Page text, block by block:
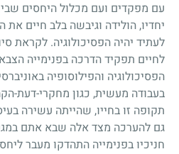
עם מפקדים ועם מכלול היחסים
יחדיו, הולידה וגיבשה בלב חיים
לעתיד יהיה הפסיכולוגיה. לקראת
לחיים תפקיד הדרכה בפנימייה
הפסיכולוגיה והפילוסופיה
בעבודה מעשית, כגון מחקרי-דעת-
תקופה זו בחייו, שהייתה עשירה
גם להערכה מצד אלה שבא אתם
חניכיו בפנימייה התהדקו מעבר